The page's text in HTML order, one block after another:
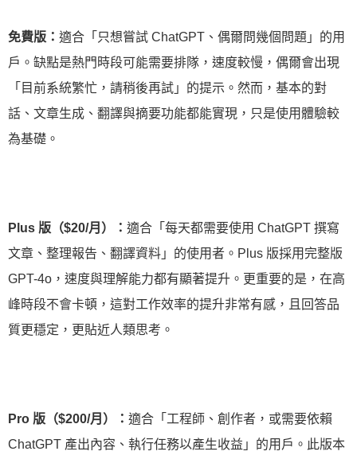
免費版： 適合「只想嘗試 ChatGPT、偶爾問幾個問題」的用
戶。缺點是熱門時段可能需要排隊，速度較慢，偶爾會出現
「目前系統繁忙，請稍後再試」的提示。然而，基本的對
話、文章生成、翻譯與摘要功能都能實現，只是使用體驗較
為基礎。
Plus 版（$20/月）： 適合「每天都需要使用 ChatGPT 撰寫
文章、整理報告、翻譯資料」的使用者。Plus 版採用完整版
GPT-4o，速度與理解能力都有顯著提升。更重要的是，在高
峰時段不會卡頓，這對工作效率的提升非常有感，且回答品
質更穩定，更貼近人類思考。
Pro 版（$200/月）： 適合「工程師、創作者，或需要依賴
ChatGPT 產出內容、執行任務以產生收益」的用戶。此版本